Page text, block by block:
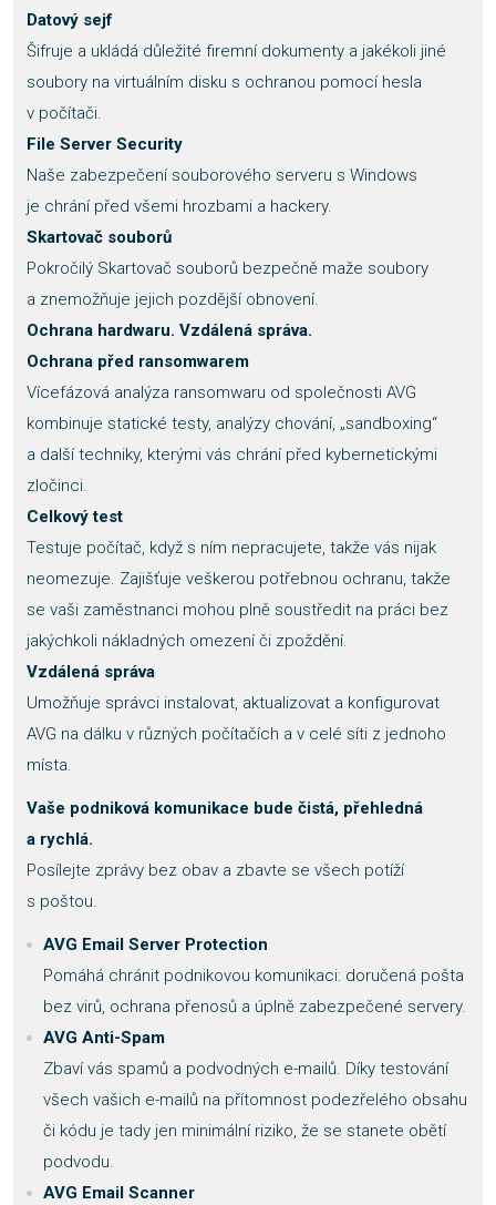
Datový sejf
Šifruje a ukládá důležité firemní dokumenty a jakékoli jiné
soubory na virtuálním disku s ochranou pomocí hesla
v počítači.
File Server Security
Naše zabezpečení souborového serveru s Windows
je chrání před všemi hrozbami a hackery.
Skartovač souborů
Pokročilý Skartovač souborů bezpečně maže soubory
a znemožňuje jejich pozdější obnovení.
Ochrana hardwaru. Vzdálená správa.
Ochrana před ransomwarem
Vícefázová analýza ransomwaru od společnosti AVG
kombinuje statické testy, analýzy chování, „sandboxing“
a další techniky, kterými vás chrání před kybernetickými
zločinci.
Celkový test
Testuje počítač, když s ním nepracujete, takže vás nijak
neomezuje. Zajišťuje veškerou potřebnou ochranu, takže
se vaši zaměstnanci mohou plně soustředit na práci bez
jakýchkoli nákladných omezení či zpoždění.
Vzdálená správa
Umožňuje správci instalovat, aktualizovat a konfigurovat
AVG na dálku v různých počítačích a v celé síti z jednoho
místa.
Vaše podniková komunikace bude čistá, přehledná
a rychlá.
Posílejte zprávy bez obav a zbavte se všech potíží
s poštou.
AVG Email Server Protection
Pomáhá chránit podnikovou komunikaci: doručená pošta
bez virů, ochrana přenosů a úplně zabezpečené servery.
AVG Anti-Spam
Zbaví vás spamů a podvodných e-mailů. Díky testování
všech vašich e-mailů na přítomnost podezřelého obsahu
či kódu je tady jen minimální riziko, že se stanete obětí
podvodu.
AVG Email Scanner